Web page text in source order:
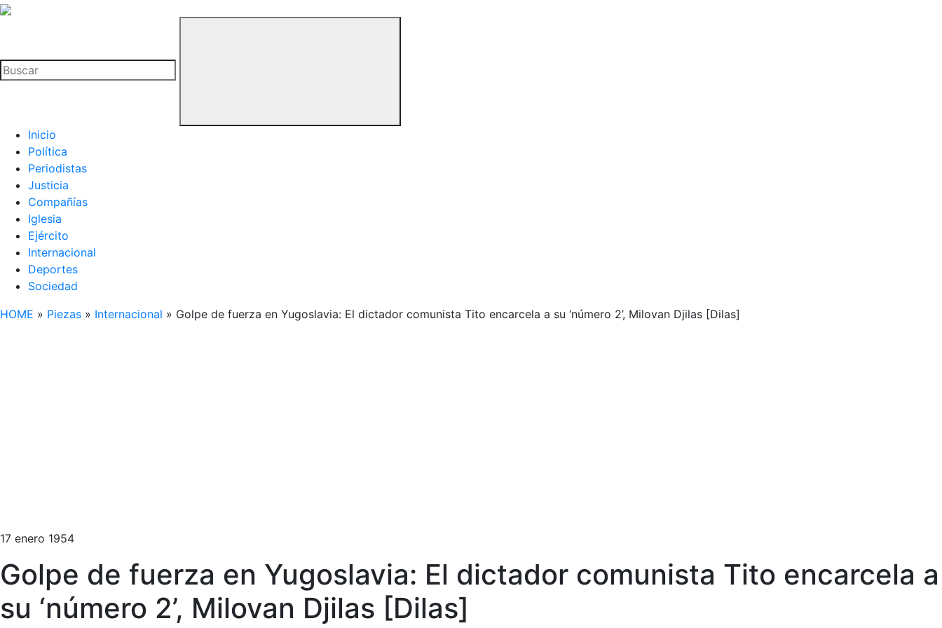
La
Buitre
Inicio
Política
Periodistas
Justicia
Compañías
Iglesia
Ejército
Internacional
Deportes
Sociedad
HOME » Piezas » Internacional » Golpe de fuerza en Yugoslavia: El dictador comunista Tito encarcela a su ‘número 2’, Milovan Djilas [Dilas]
17 enero 1954
Golpe de fuerza en Yugoslavia: El dictador comunista Tito encarcela a
su ‘número 2’, Milovan Djilas [Dilas]